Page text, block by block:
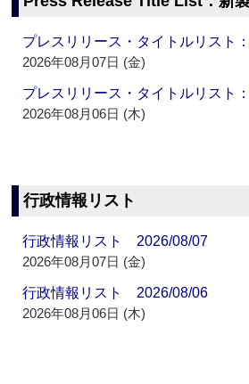
プレスリリース・タイトルリスト
2026年08月07日 (金)
プレスリリース・タイトルリスト
2026年08月06日 (木)
行政情報リスト
行政情報リスト 2026/08/07
2026年08月07日 (金)
行政情報リスト 2026/08/06
2026年08月06日 (木)